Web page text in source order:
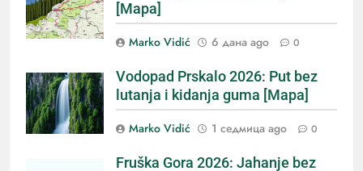
[Mapa]
Marko Vidić 6 дана ago 0
Vodopad Prskalo 2026: Put bez
lutanja i kidanja guma [Mapa]
Marko Vidić 1 седмица ago 0
Fruška Gora 2026: Jahanje bez